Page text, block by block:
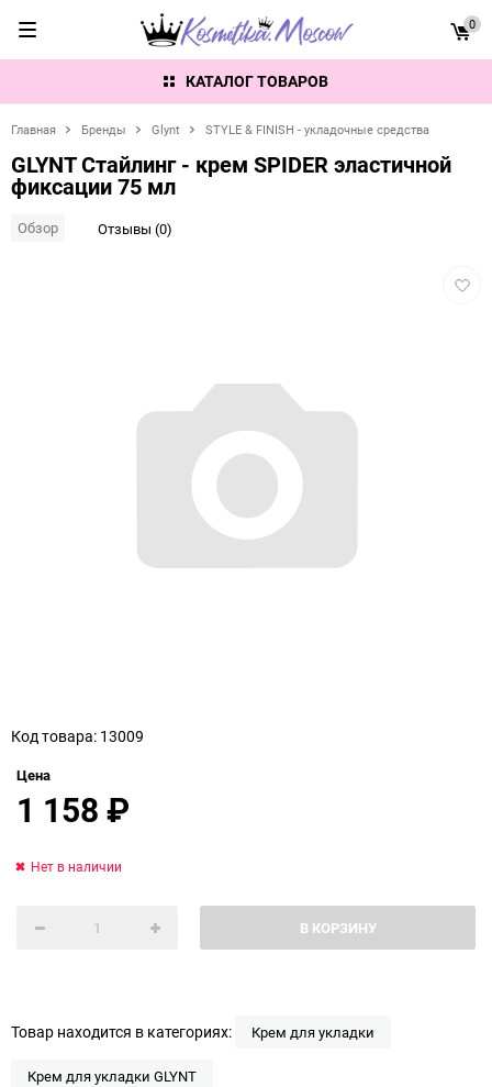
КАТАЛОГ ТОВАРОВ
0
Главная Бренды Glynt STYLE & FINISH - укладочные средства
GLYNT Стайлинг - крем SPIDER эластичной
фиксации 75 мл
Обзор Отзывы (0)
Код товара: 13009
Цена
1 158₽
В КОРЗИНУ
Нет в наличии
Товар находится в категориях: Крем для укладки
Крем для укладки GLYNT